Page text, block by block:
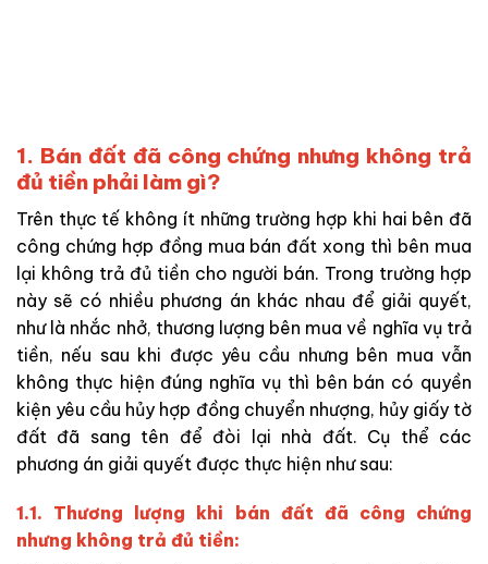
1. Bán đất đã công chứng nhưng không trả
đủ tiền phải làm gì?
Trên thực tế không ít những trường hợp khi hai bên đã
công chứng hợp đồng mua bán đất xong thì bên mua
lại không trả đủ tiền cho người bán. Trong trường hợp
này sẽ có nhiều phương án khác nhau để giải quyết,
như là nhắc nhở, thương lượng bên mua về nghĩa vụ trả
tiền, nếu sau khi được yêu cầu nhưng bên mua vẫn
không thực hiện đúng nghĩa vụ thì bên bán có quyền
kiện yêu cầu hủy hợp đồng chuyển nhượng, hủy giấy tờ
đất đã sang tên để đòi lại nhà đất. Cụ thể các
phương án giải quyết được thực hiện như sau:
1.1. Thương lượng khi bán đất đã công chứng
nhưng không trả đủ tiền: